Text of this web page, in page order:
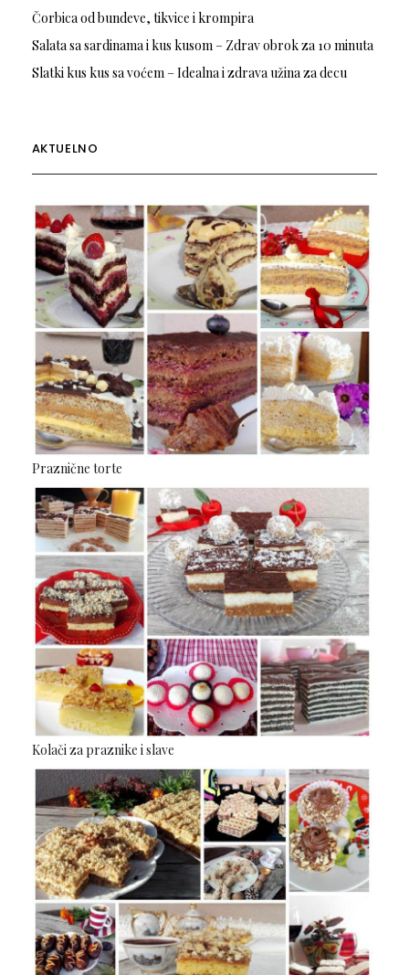
Čorbica od bundeve, tikvice i krompira
Salata sa sardinama i kus kusom – Zdrav obrok za 10 minuta
Slatki kus kus sa voćem – Idealna i zdrava užina za decu
AKTUELNO
Praznične torte
Kolači za praznike i slave